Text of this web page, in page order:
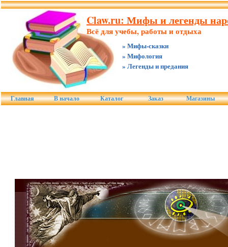
Claw.ru: Мифы и легенды
Всё для учебы, работы и отдыха
» Мифы-сказки
» Мифология
» Легенды и предания
Главная В начало Каталог Заказ Магазины